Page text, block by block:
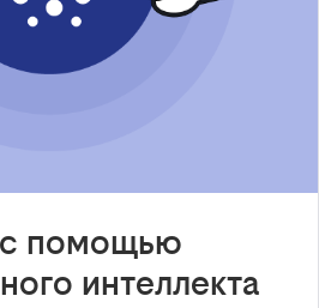
с помощью
интеллекта